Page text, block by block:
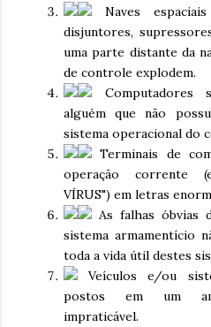
Naves
disjuntores,
uma parte distante da
de controle explodem.
Computadores
alguém que não
sistema operacional do
Terminais de
operação corrente
VÍRUS") em letras
As falhas óbvias
sistema armamentício
toda a vida útil destes
Veículos e/ou
postos em um
impraticável.